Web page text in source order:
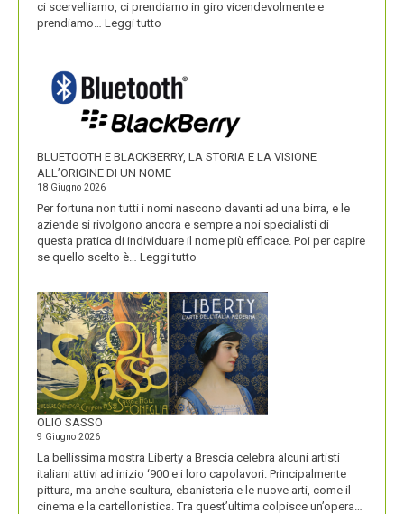
ci scervelliamo, ci prendiamo in giro vicendevolmente e
prendiamo… Leggi tutto
NOMI
DEI
SUOI
PRODOTTI
BLUETOOTH E BLACKBERRY, LA STORIA E LA VISIONE
ALL’ORIGINE DI UN NOME
18 Giugno 2026
Per fortuna non tutti i nomi nascono davanti ad una birra, e le
aziende si rivolgono ancora e sempre a noi specialisti di
questa pratica di individuare il nome più efficace. Poi per capire
se quello scelto è… Leggi tutto
BLACKBERRY,
LA
STORIA
E
LA
VISIONE
ALL’ORIGINE
DI
NOME
OLIO SASSO
9 Giugno 2026
La bellissima mostra Liberty a Brescia celebra alcuni artisti
italiani attivi ad inizio ‘900 e i loro capolavori. Principalmente
pittura, ma anche scultura, ebanisteria e le nuove arti, come il
cinema e la cartellonistica. Tra quest’ultima colpisce un’opera…